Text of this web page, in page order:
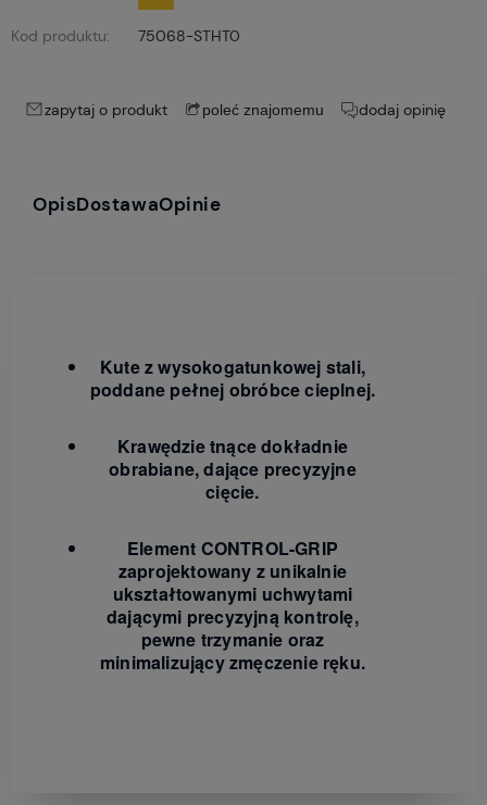
Kod produktu: 75068-STHT0
zapytaj o produkt poleć znajomemu dodaj opinię
OpisDostawaOpinie
Kute z wysokogatunkowej stali,
poddane pełnej obróbce cieplnej.
Krawędzie tnące dokładnie
obrabiane, dające precyzyjne
cięcie.
Element CONTROL-GRIP
zaprojektowany z unikalnie
ukształtowanymi uchwytami
dającymi precyzyjną kontrolę,
pewne trzymanie oraz
minimalizujący zmęczenie ręku.